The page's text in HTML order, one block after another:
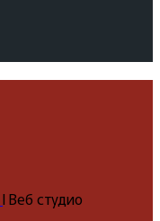
I Веб студио